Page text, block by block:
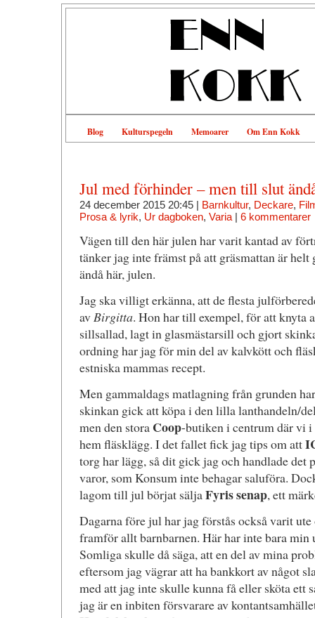
Blog Kulturspegeln Memoarer Om Enn Kokk
Jul med förhinder – men till slut
24 december 2015 20:45 | Barnkultur, Deckare,
Prosa & lyrik, Ur dagboken, Varia| 6 kommentarer
Vägen till den här julen har varit kantad av
tänker jag inte främst på att gräsmattan är
ändå här, julen.
Jag ska villigt erkänna, att de flesta
avBirgitta. Hon har till exempel, för att knyta
sillsallad, lagt in glasmästarsill och gjort
ordning har jag för min del av kalvkött och
estniska mammas recept.
Men gammaldags matlagning från grunden
skinkan gick att köpa i den lilla lanthandeln/
men den stora Coop-butiken i centrum där vi
hem fläsklägg. I det fallet fick jag tips om att
torg har lägg, så dit gick jag och handlade det
varor, som Konsum inte behagar saluföra.
lagom till jul börjat säljaFyris senap, ett
Dagarna före jul har jag förstås också varit
framför allt barnbarnen. Här har inte bara min
Somliga skulle då säga, att en del av mina
eftersom jag vägrar att ha bankkort av något
med att jag inte skulle kunna få eller sköta ett
jag är en inbiten försvarare av